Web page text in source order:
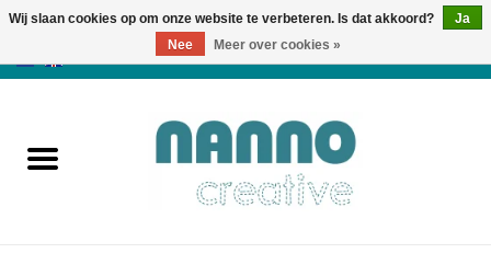
Producten
Wij slaan cookies op om onze website te verbeteren. Is dat akkoord?
Ja
Nee
Meer over cookies »